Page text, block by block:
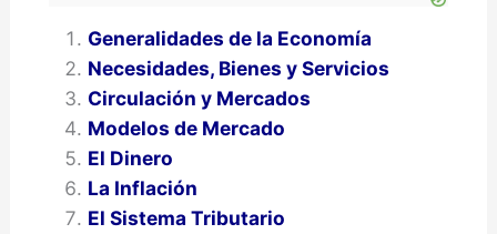
Generalidades de la Economía
Necesidades, Bienes y Servicios
Circulación y Mercados
Modelos de Mercado
El Dinero
La Inflación
El Sistema Tributario